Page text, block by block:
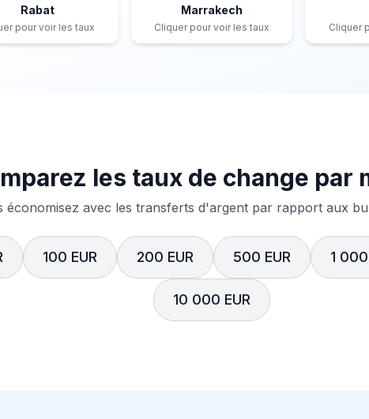
Rabat
pour voir les taux
Marrakech
Cliquer pour voir les taux Cliquer
les taux de change par
économisez avec les transferts d'argent par rapport aux
100 EUR 200 EUR 500 EUR 1 000
10 000 EUR